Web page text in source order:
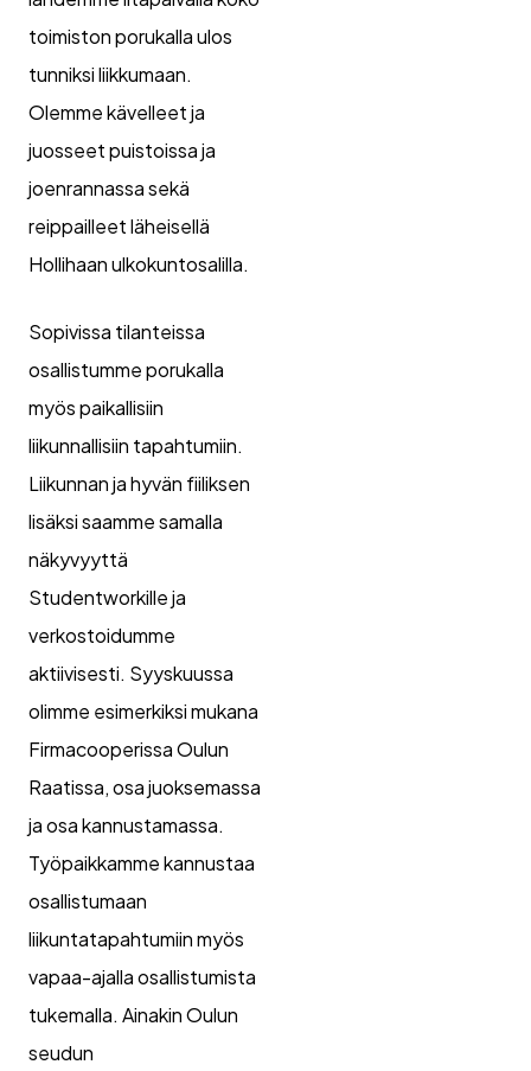
toimiston porukalla ulos
tunniksi liikkumaan.
Olemme kävelleet ja
juosseet puistoissa ja
joenrannassa sekä
reippailleet läheisellä
Hollihaan ulkokuntosalilla.
Sopivissa tilanteissa
osallistumme porukalla
myös paikallisiin
liikunnallisiin tapahtumiin.
Liikunnan ja hyvän fiiliksen
lisäksi saamme samalla
näkyvyyttä
Studentworkille ja
verkostoidumme
aktiivisesti. Syyskuussa
olimme esimerkiksi mukana
Firmacooperissa Oulun
Raatissa, osa juoksemassa
ja osa kannustamassa.
Työpaikkamme kannustaa
osallistumaan
liikuntatapahtumiin myös
vapaa-ajalla osallistumista
tukemalla. Ainakin Oulun
seudun